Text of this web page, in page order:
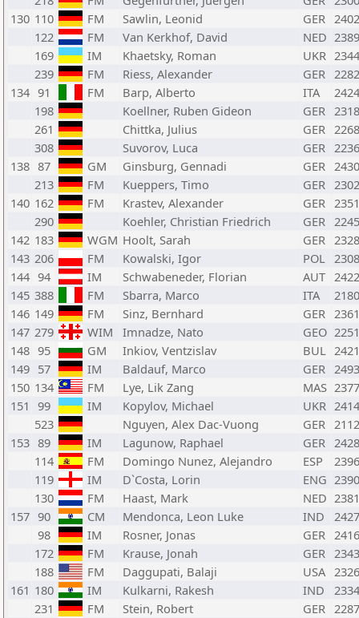
130 110 FM Sawlin, Leonid GER 2402
122
FM Van Kerkhof, David NED 2389
169
IM Khaetsky, Roman UKR 2344
239
FM Riess, Alexander GER 2282
134 91 FM Barp, Alberto ITA
2424
198
Koellner, Ruben Gideon GER 2318
261
Chittka, Julius GER 2268
308
Suvorov, Luca GER 2236
138 87 GM Ginsburg, Gennadi GER 2430
213
FM Kueppers, Timo GER 2302
140 162 FM Krastev, Alexander GER 2351
290
Koehler, Christian Friedrich GER 2245
142 183 WGM Hoolt, Sarah GER 2328
143 206 FM Kowalski, Igor POL 2308
144 94 IM Schwabeneder, Florian AUT 2422
145 388 FM Sbarra, Marco ITA
2180
146 149 FM Sinz, Bernhard GER 2361
147 279 WIM Imnadze, Nato GEO 2251
148 95 GM Inkiov, Ventzislav BUL 2421
149 57 IM Baldauf, Marco GER 2493
150 134 FM Lye, Lik Zang MAS 2377
151 99 IM Kopylov, Michael UKR 2414
523
Nguyen, Alex Dac-Vuong GER 2112
153 89 IM Lagunow, Raphael GER 2428
114
FM Domingo Nunez, Alejandro ESP
2396
119
IM D`Costa, Lorin ENG 2390
130
FM Haast, Mark NED 2381
157 90 CM Mendonca, Leon Luke IND
2427
98
IM Rosner, Jonas GER 2416
172
FM Krause, Jonah GER 2343
188
FM Daggupati, Balaji USA 2326
161 180 IM Kulkarni, Rakesh IND
2334
231
FM Stein, Robert GER 2287